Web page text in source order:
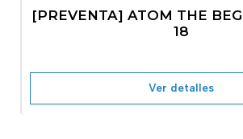
[PREVENTA] ATOM THE
18
Ver detalles